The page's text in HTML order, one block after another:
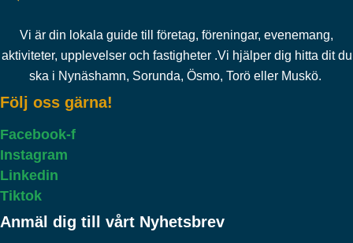
Vi är din lokala guide till företag, föreningar, evenemang,
aktiviteter, upplevelser och fastigheter .Vi hjälper dig hitta dit du
ska i Nynäshamn, Sorunda, Ösmo, Torö eller Muskö.
Följ oss gärna!
Facebook-f
Instagram
Linkedin
Tiktok
Anmäl dig till vårt Nyhetsbrev